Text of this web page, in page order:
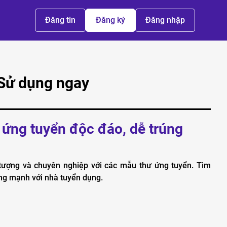
Đăng tin Đăng ký Đăng nhập
dụng ngay
tuyển độc đáo, dễ trúng
và chuyên nghiệp với các mẫu thư ứng tuyển. Tìm
mạnh với nhà tuyển dụng.